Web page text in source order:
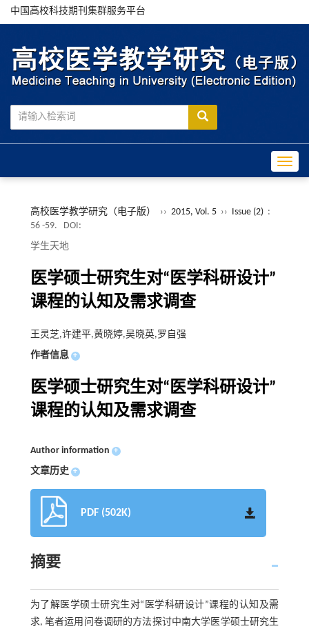
中国高校科技期刊集群服务平台
高校医学教学研究（电子版） ›› 2015, Vol. 5 ›› Issue (2) :
56 -59.
DOI:
学生天地
医学硕士研究生对“医学科研设计”
课程的认知及需求调查
王灵芝,许建平,黄晓婷,吴晓英,罗自强
作者信息 +
医学硕士研究生对“医学科研设计”
课程的认知及需求调查
Author information +
文章历史 +
PDF (502K)
摘要
为了解医学硕士研究生对“医学科研设计”课程的认知及需
求, 笔者运用问卷调研的方法探讨中南大学医学硕士研究生